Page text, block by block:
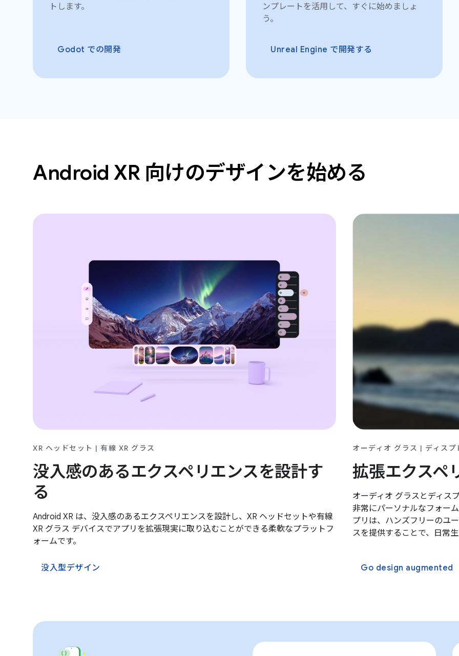
トします。
Godot での開発
ンプレートを活用して、すぐに始めましょ
う。
Unreal Engine で開発する
Android XR 向けのデザインを始める
XR ヘッドセット | 有線 XR グラス
没入感のあるエクスペリエンスを設計す
る
Android XR は、没入感のあるエクスペリエンスを設計し、XR ヘッドセットや有線
XR グラス デバイスでアプリを拡張現実に取り込むことができる柔軟なプラットフ
ォームです。
没入型デザイン
オーディオ グラス | ディス
拡張エクスペ
オーディオ グラスとディス
非常にパーソナルなフォー
プリは、ハンズフリーのユ
スを提供することで、日常
Go design augmented